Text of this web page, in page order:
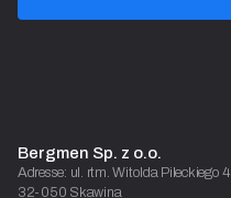
Bergmen Sp. z o.o.
Adresse: ul. rtm. Witolda Pileckiego 4
32-050 Skawina